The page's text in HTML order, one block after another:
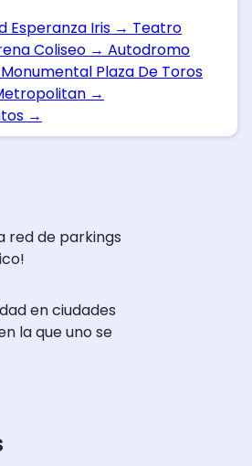
Esperanza Iris → Teatro
Coliseo → Autodromo
Monumental Plaza De Toros
→
→
red de parkings
en ciudades
la que uno se